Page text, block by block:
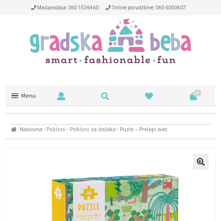
Maloprodaja: 060 1536460 Online porudžbine: 060 6000407
0
Menu
Trotineti i kacige
NA OTVORENOM
DEČIJA SOBA
Naslovna Pokloni Pokloni za dečake Puzle – Prelepi svet